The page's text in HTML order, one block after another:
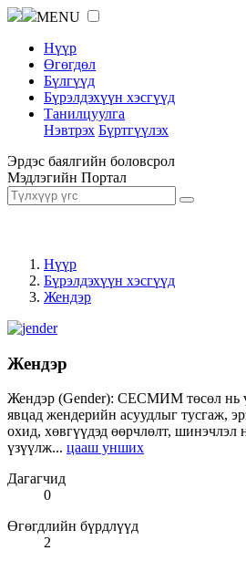
MENU
Нүүр
Өгөгдөл
Бүлгүүд
Бүрэлдэхүүн хэсгүүд
Танилцуулга
Нэвтрэх Бүртгүүлэх
Эрдэс баялгийн боловсрол
Мэдлэгийн Портал
Нүүр
Бүрэлдэхүүн хэсгүүд
Жендэр
Жендэр
Жендэр (Gender): СЕСМИМ төсөл нь
явцад жендерийн асуудлыг тусгаж,
охид, хөвгүүдэд өөрчлөлт, шинэчлэл
үзүүлж... цааш унших
Дагагчид
0
Өгөгдлийн бүрдлүүд
2